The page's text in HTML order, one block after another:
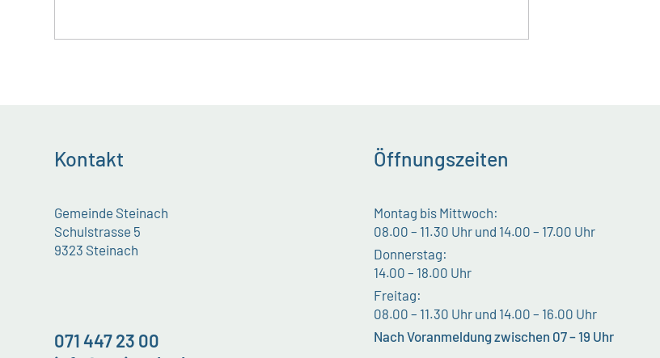
Kontakt
Gemeinde Steinach
Schulstrasse 5
9323 Steinach
071 447 23 00
Öffnungszeiten
Montag bis Mittwoch:
08.00 – 11.30 Uhr und 14.00 – 17.00 Uhr
Donnerstag:
14.00 – 18.00 Uhr
Freitag:
08.00 – 11.30 Uhr und 14.00 – 16.00 Uhr
Nach Voranmeldung zwischen 07 – 19 Uhr